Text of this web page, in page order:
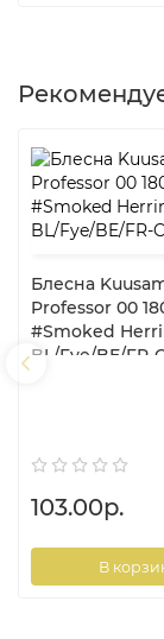
Блесна
Professor 00
#Smoked
BL/Fye/BE/FR-
103.00р.
В